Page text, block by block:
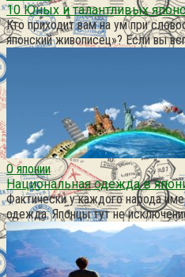
10 Юных и талантливых
Кто приходит вам на ум при
японский живописец»? Если вы
О японии
Национальная одежда в
Фактически у каждого народа
одежда. Японцы тут не